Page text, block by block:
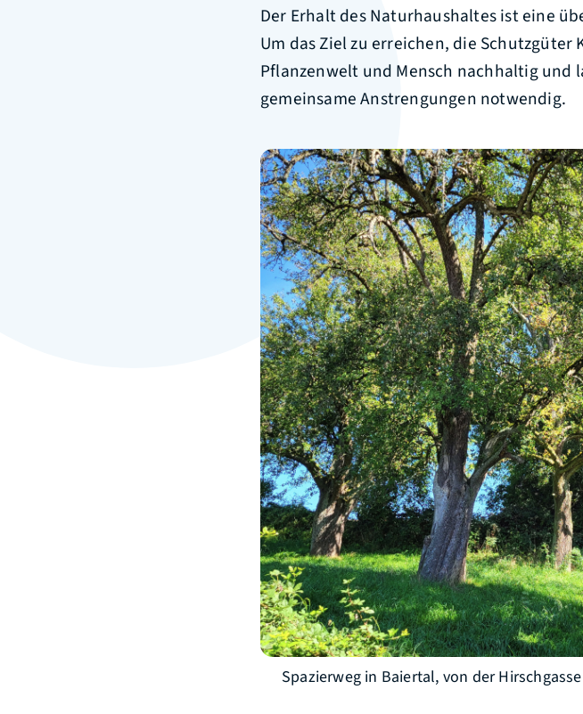
Der Erhalt des Naturhaushaltes ist eine
Um das Ziel zu erreichen, die Schutzgüter
Pflanzenwelt und Mensch nachhaltig und
gemeinsame Anstrengungen notwendig.
Spazierweg in Baiertal, von der